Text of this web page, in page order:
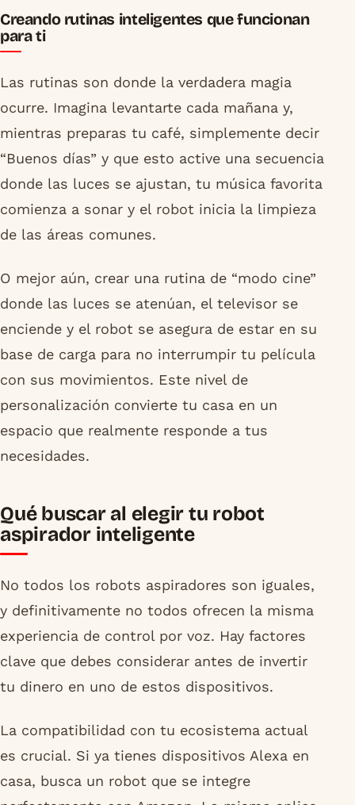
Creando rutinas inteligentes que funcionan
para ti
Las rutinas son donde la verdadera magia
ocurre. Imagina levantarte cada mañana y,
mientras preparas tu café, simplemente decir
“Buenos días” y que esto active una secuencia
donde las luces se ajustan, tu música favorita
comienza a sonar y el robot inicia la limpieza
de las áreas comunes.
O mejor aún, crear una rutina de “modo cine”
donde las luces se atenúan, el televisor se
enciende y el robot se asegura de estar en su
base de carga para no interrumpir tu película
con sus movimientos. Este nivel de
personalización convierte tu casa en un
espacio que realmente responde a tus
necesidades.
Qué buscar al elegir tu robot
aspirador inteligente
No todos los robots aspiradores son iguales,
y definitivamente no todos ofrecen la misma
experiencia de control por voz. Hay factores
clave que debes considerar antes de invertir
tu dinero en uno de estos dispositivos.
La compatibilidad con tu ecosistema actual
es crucial. Si ya tienes dispositivos Alexa en
casa, busca un robot que se integre